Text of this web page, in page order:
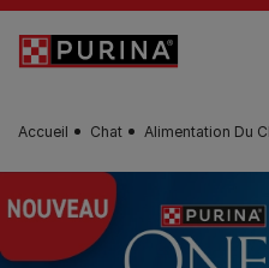
Skip to main content
Accueil Chat Alimentation Du